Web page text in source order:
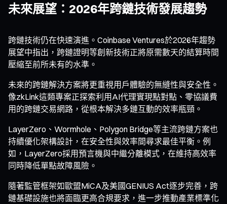
未來展望：2026年跨鏈技術發展趨勢
跨鏈技術仍在快速演進。Coinbase Ventures於2026年趨勢
展望中指出，跨鏈證明等創新技術正將原需數天的結算時間
壓縮至前所未有的水準。
未來的跨鏈解決方案將更重視用戶體驗的無縫性與安全性。
像zkLink這類專案正探索利用AI代理實現點對點、零協議費
用的跨鏈交易網路，從根本解決多鏈互動的效率瓶頸。
LayerZero、Wormhole、Polygon Bridge等主流跨鏈方案也
持續優化架構設計，在安全性與效率間尋求最佳平衡。例
如，LayerZero採用預言機與中繼分離模式，在維持高效率
同時降低單點故障風險。
隨著監管框架如歐盟MiCA及美國GENIUS Act逐步完善，跨
鏈基礎設施也將面臨更高合規要求，進一步推動產業標準化